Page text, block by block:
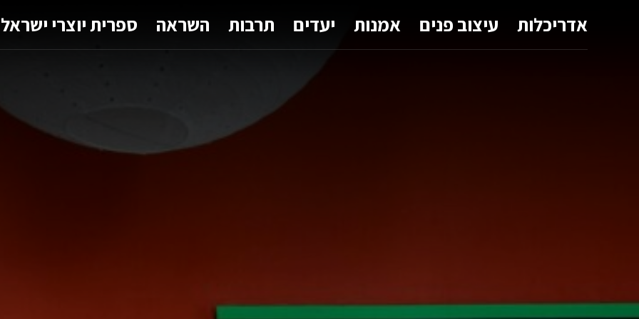
אדריכלות עיצוב פנים אמנות יעדים תרבות השראה ספרית יוצרי ישראל